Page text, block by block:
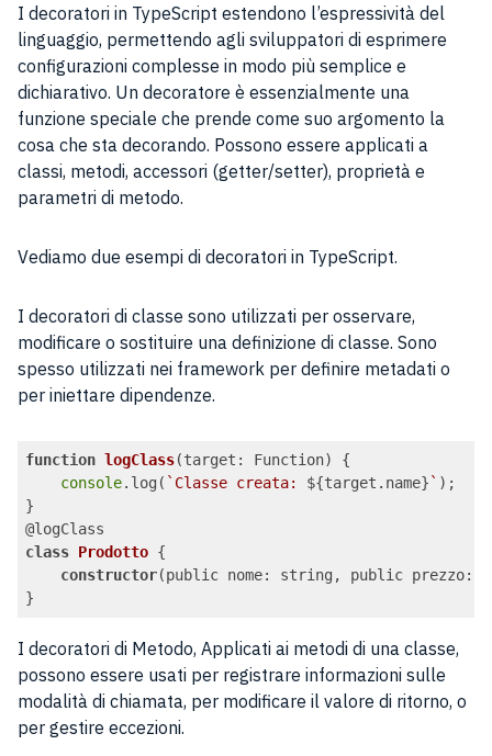
I decoratori in TypeScript estendono l’espressività del
linguaggio, permettendo agli sviluppatori di esprimere
configurazioni complesse in modo più semplice e
dichiarativo. Un decoratore è essenzialmente una
funzione speciale che prende come suo argomento la
cosa che sta decorando. Possono essere applicati a
classi, metodi, accessori (getter/setter), proprietà e
parametri di metodo.
Vediamo due esempi di decoratori in TypeScript.
I decoratori di classe sono utilizzati per osservare,
modificare o sostituire una definizione di classe. Sono
spesso utilizzati nei framework per definire metadati o
per iniettare dipendenze.
function logClass(target: Function) {
console.log( `Classe creata: ${target.name} ` );
}
class Prodotto {
constructor(public nome: string, public prezzo:
I decoratori di Metodo, Applicati ai metodi di una classe,
possono essere usati per registrare informazioni sulle
modalità di chiamata, per modificare il valore di ritorno, o
per gestire eccezioni.